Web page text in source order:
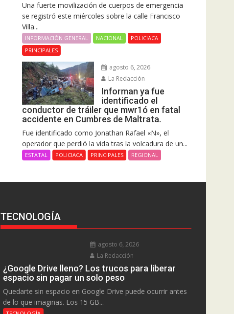
Una fuerte movilización de cuerpos de emergencia
se registró este miércoles sobre la calle Francisco
Villa...
INFORMACIÓN GENERAL NACIONAL
POLICIACA
PRINCIPALES
agosto 6, 2026
La Redacción
Informan ya fue
identificado el
conductor de tráiler que mwr1ó en fatal
accidente en Cumbres de Maltrata.
Fue identificado como Jonathan Rafael «N», el
operador que perdió la vida tras la volcadura de un...
ESTATAL POLICIACA PRINCIPALES REGIONAL
TECNOLOGÍA
agosto 6, 2026
La Redacción
¿Google Drive lleno? Los trucos para liberar
espacio sin pagar un solo peso
Quedarte sin espacio en Google Drive puede ocurrir antes
de lo que imaginas. Los 15 GB...